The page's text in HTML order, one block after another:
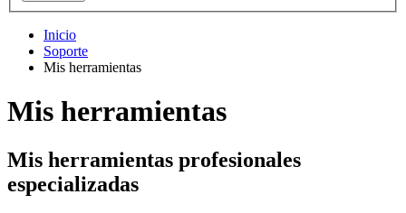
Inicio
Soporte
Mis herramientas
Mis herramientas
Mis herramientas profesionales
especializadas